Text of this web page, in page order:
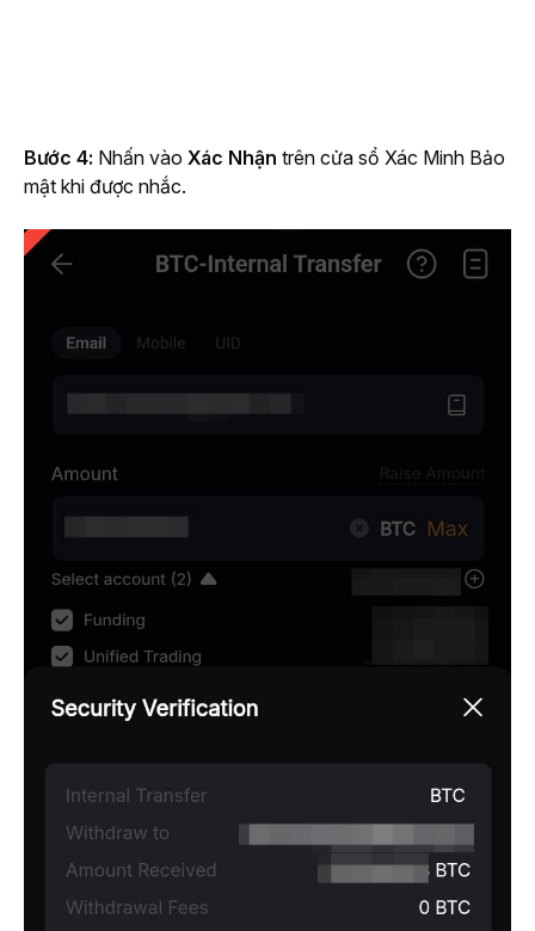
Bước 4: Nhấn vào Xác Nhận trên cửa sổ Xác Minh Bảo
mật khi được nhắc.